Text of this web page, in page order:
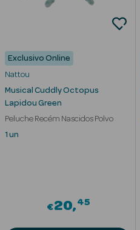
Ver Tudo
Rosto
Hidratantes
Anti-
Exclusivo Online
Nattou
Musical Cuddly Octopus
Lapidou Green
Peluche Recém Nascidos Polvo
1 un
€20 45